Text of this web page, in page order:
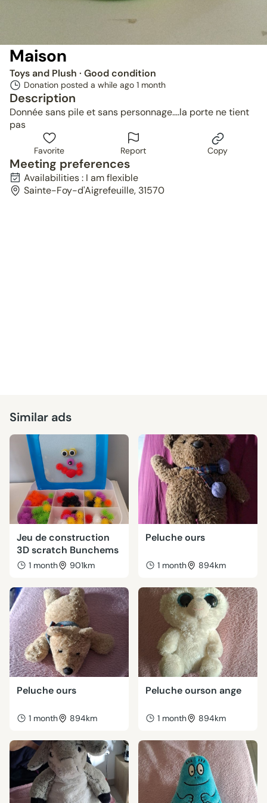
Maison
Toys and Plush · Good condition
Donation posted a while ago 1 month
Description
Donnée sans pile et sans personnage....la porte ne tient
pas
Favorite Report Copy
Meeting preferences
Availabilities : I am flexible
Sainte-Foy-d'Aigrefeuille, 31570
Similar ads
Jeu de construction
3D scratch Bunchems
1 month 901km
Peluche ours
1 month 894km
Peluche ours
1 month 894km
Peluche ourson ange
1 month 894km